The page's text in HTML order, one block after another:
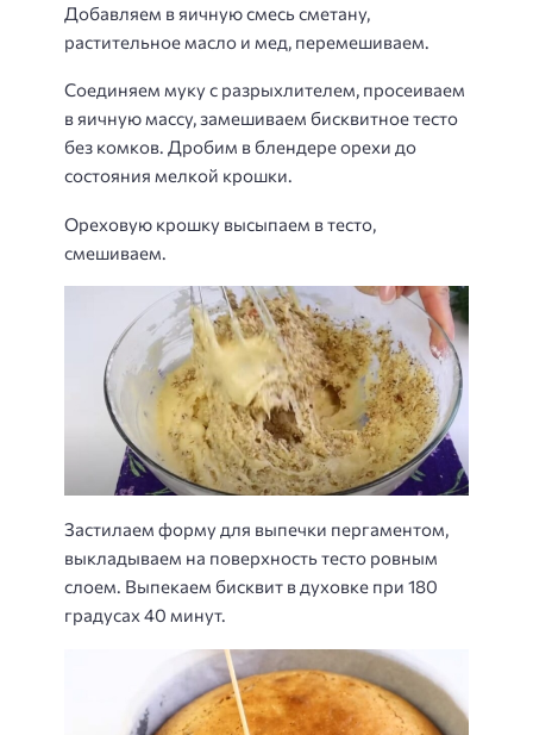
Добавляем в яичную смесь сметану,
растительное масло и мед, перемешиваем.
Соединяем муку с разрыхлителем, просеиваем
в яичную массу, замешиваем бисквитное тесто
без комков. Дробим в блендере орехи до
состояния мелкой крошки.
Ореховую крошку высыпаем в тесто,
смешиваем.
Застилаем форму для выпечки пергаментом,
выкладываем на поверхность тесто ровным
слоем. Выпекаем бисквит в духовке при 180
градусах 40 минут.